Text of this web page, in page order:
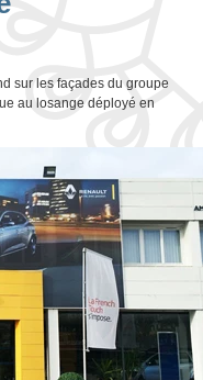
sur les façades du groupe
au losange déployé en